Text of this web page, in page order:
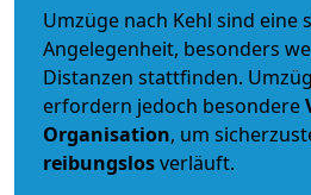
Umzüge nach Kehl sind eine
Angelegenheit, besonders
Distanzen stattfinden.
erfordern jedoch besondere
Organisation, um
reibungslosverläuft.